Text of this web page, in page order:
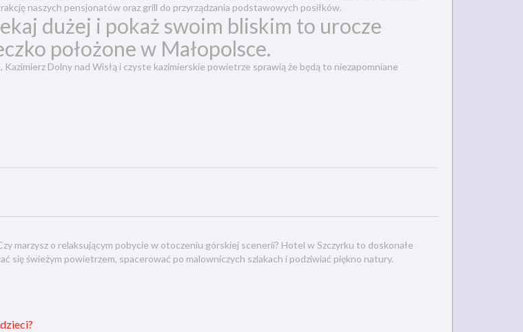
naszych pensjonatów oraz grill do przyrządzania podstawowych posiłków.
dużej i pokaż swoim bliskim to urocze
położone w Małopolsce.
Kazimierz Dolny nad Wisłą i czyste kazimierskie powietrze sprawią że będą to niezapomniane
marzysz o relaksującym pobycie w otoczeniu górskiej scenerii? Hotel w Szczyrku to doskonałe
się świeżym powietrzem, spacerować po malowniczych szlakach i podziwiać piękno natury.